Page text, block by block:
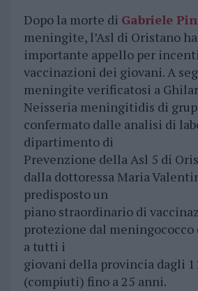
Dopo la morte di Gabriele
meningite, l’Asl di Oristano
importante appello per
vaccinazioni dei giovani. A
meningite verificatosi a
Neisseria meningitidis di
confermato dalle analisi di
dipartimento di
Prevenzione della Asl 5 di
dalla dottoressa Maria
predisposto un
piano straordinario di
protezione dal
a tutti i
giovani della provincia dagli
(compiuti) fino a 25 anni.